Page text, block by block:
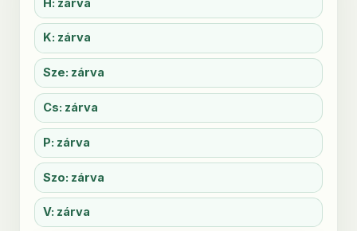
H: zárva
K: zárva
Sze: zárva
Cs: zárva
P: zárva
Szo: zárva
V: zárva